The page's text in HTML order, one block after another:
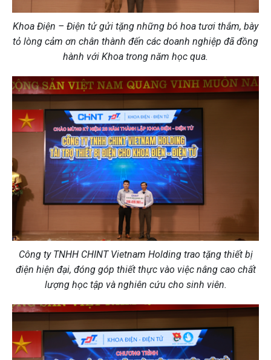
Khoa Điện – Điện tử gửi tặng những bó hoa tươi thắm, bày
tỏ lòng cảm ơn chân thành đến các doanh nghiệp đã đồng
hành với Khoa trong năm học qua.
Công ty TNHH CHINT Vietnam Holding trao tặng thiết bị
điện hiện đại, đóng góp thiết thực vào việc nâng cao chất
lượng học tập và nghiên cứu cho sinh viên.